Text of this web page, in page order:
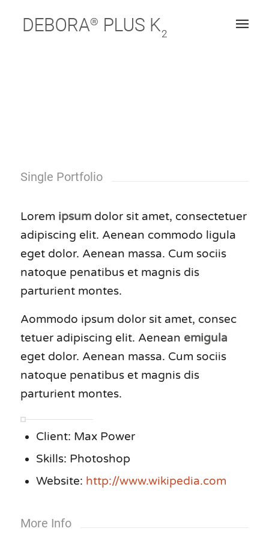
Single Portfolio
Lorem ipsumdolor sit amet, consectetuer
adipiscing elit. Aenean commodo ligula
eget dolor. Aenean massa. Cum sociis
natoque penatibus et magnis dis
parturient montes.
Aommodo ipsum dolor sit amet, consec
tetuer adipiscing elit. Aenean emigula
eget dolor. Aenean massa. Cum sociis
natoque penatibus et magnis dis
parturient montes.
Client: Max Power
Skills: Photoshop
Website: http://www.wikipedia.com
More Info